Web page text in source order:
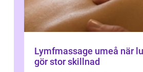
Lymfmassage umeå när lugn beröring
gör stor skillnad